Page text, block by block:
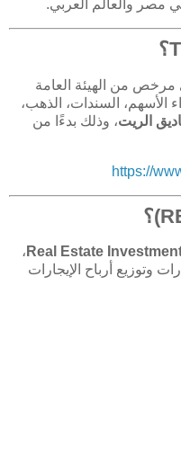
مصر والعالم العربي.
من الهيئة العامة
الأسهم، السندات، الذهب،
الريت، وذلك بدءًا من
https://
Real Estate ،
وتوزيع أرباح الإيجارات